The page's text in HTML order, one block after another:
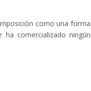
como una forma
comercializado ningún